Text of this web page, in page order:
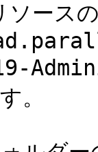
ソース
。